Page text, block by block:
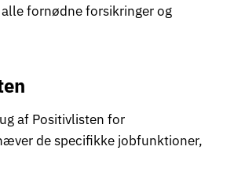
fornødne forsikringer og
af Positivlisten for
de specifikke jobfunktioner,